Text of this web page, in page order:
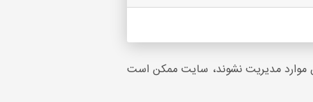
موارد مدیریت نشوند، سایت ممکن است